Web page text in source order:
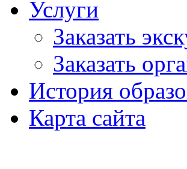
Услуги
Заказать
Заказать
История
Карта сайта